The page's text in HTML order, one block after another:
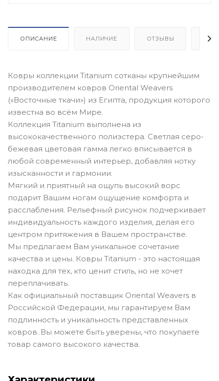
ОПИСАНИЕ НАЛИЧИЕ ОТЗЫВЫ
Ковры коллекции Titanium сотканы крупнейшим
производителем ковров Oriental Weavers
(«Восточные ткачи») из Египта, продукция которого
известна во всём Мире.
Коллекция Titanium выполнена из
высококачественного полиэстера. Светлая серо-
бежевая цветовая гамма легко вписывается в
любой современный интерьер, добавляя нотку
изысканности и гармонии.
Мягкий и приятный на ощупь высокий ворс
подарит Вашим ногам ощущение комфорта и
расслабления. Рельефный рисунок подчеркивает
индивидуальность каждого изделия, делая его
центром притяжения в Вашем пространстве.
Мы предлагаем Вам уникальное сочетание
качества и цены. Ковры Titanium - это настоящая
находка для тех, кто ценит стиль, но не хочет
переплачивать.
Как официальный поставщик Oriental Weavers в
Российской Федерации, мы гарантируем Вам
подлинность и уникальность представленных
ковров. Вы можете быть уверены, что покупаете
товар самого высокого качества.